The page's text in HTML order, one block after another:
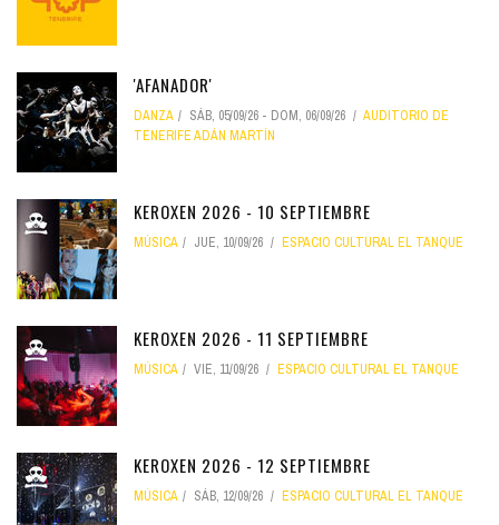
'AFANADOR'
DANZA SÁB, 05/09/26 - DOM, 06/09/26
AUDITORIO DE
TENERIFE ADÁN MARTÍN
KEROXEN 2026 - 10 SEPTIEMBRE
MÚSICA JUE, 10/09/26 ESPACIO CULTURAL EL TANQUE
KEROXEN 2026 - 11 SEPTIEMBRE
MÚSICA VIE, 11/09/26 ESPACIO CULTURAL EL TANQUE
KEROXEN 2026 - 12 SEPTIEMBRE
MÚSICA SÁB, 12/09/26 ESPACIO CULTURAL EL TANQUE